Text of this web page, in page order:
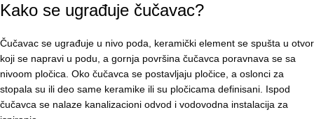
Kako se ugrađuje čučavac?
Čučavac se ugrađuje u nivo poda, keramički element se spušta u otvor
koji se napravi u podu, a gornja površina čučavca poravnava se sa
nivoom pločica. Oko čučavca se postavljaju pločice, a oslonci za
stopala su ili deo same keramike ili su pločicama definisani. Ispod
čučavca se nalaze kanalizacioni odvod i vodovodna instalacija za